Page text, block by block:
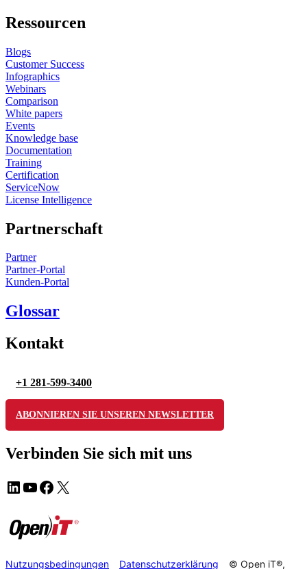
Ressourcen
Blogs
Customer Success
Infographics
Webinars
Comparison
White papers
Events
Knowledge base
Documentation
Training
Certification
ServiceNow
License Intelligence
Partnerschaft
Partner
Partner-Portal
Kunden-Portal
Glossar
Kontakt
+1 281-599-3400
ABONNIEREN SIE UNSEREN NEWSLETTER
Verbinden Sie sich mit uns
Nutzungsbedingungen Datenschutzerklärung © Open iT®,